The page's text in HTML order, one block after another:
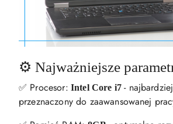
⚙️ Najważniejsze
✅ Procesor: Intel Core i7-
przeznaczony do zaawansowanej